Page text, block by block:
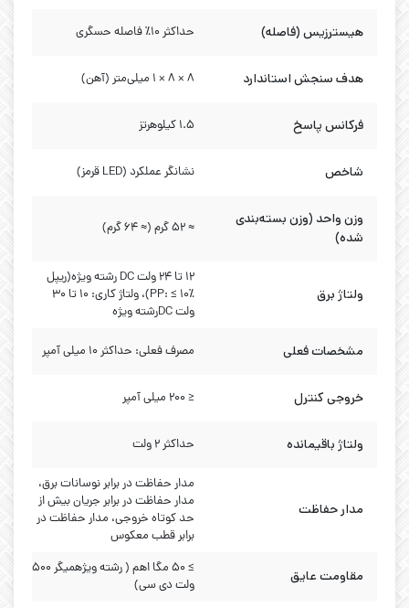
هیسترزیس (فاصله) حداکثر 10٪ فاصله حسگری
هدف سنجش استاندارد 8 × 8 × 1 میلی‌متر (آهن)
فرکانس پاسخ ۱.۵ کیلوهرتز
شاخص نشانگر عملکرد (LED قرمز)
وزن واحد (وزن بسته‌بندی
شده)
≈ ۵۲ گرم (≈ ۶۴ گرم)
ولتاژ برق
۱۲ تا ۲۴ ولت DC رشته ویژه(ریپل
PP: ≤ ۱۰٪)، ولتاژ کاری: ۱۰ تا ۳۰
ولت DCرشته ویژه
مشخصات فعلی مصرف فعلی: حداکثر 10 میلی آمپر
خروجی کنترل ≤ ۲۰۰ میلی آمپر
ولتاژ باقیمانده حداکثر 2 ولت
مدار حفاظت
مدار حفاظت در برابر نوسانات برق،
مدار حفاظت در برابر جریان بیش از
حد کوتاه خروجی، مدار حفاظت در
برابر قطب معکوس
مقاومت عایق
≥ ۵۰ مگا اهم ( رشته ویژهمیگر ۵۰۰
ولت دی سی)